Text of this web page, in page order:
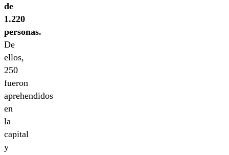
de
1.220
personas.
De
ellos,
250
fueron
aprehendidos
en
la
capital
y